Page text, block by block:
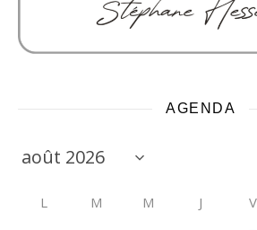
AGENDA
L M M J V